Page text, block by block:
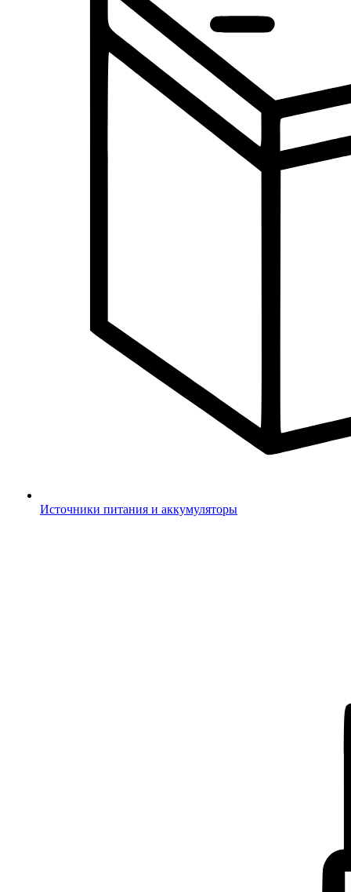
Источники питания и аккумуляторы